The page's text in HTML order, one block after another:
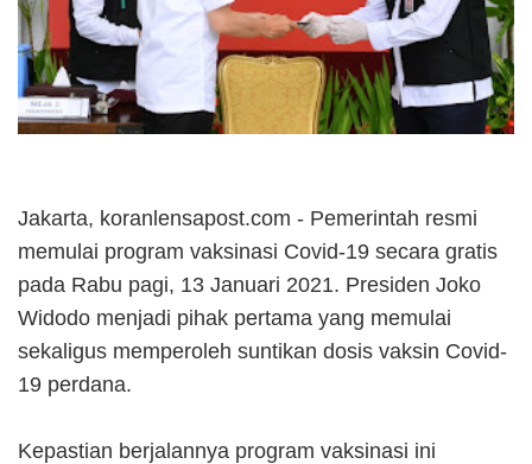
Jakarta, koranlensapost.com - Pemerintah resmi
memulai program vaksinasi Covid-19 secara gratis
pada Rabu pagi, 13 Januari 2021. Presiden Joko
Widodo menjadi pihak pertama yang memulai
sekaligus memperoleh suntikan dosis vaksin Covid-
19 perdana.
Kepastian berjalannya program vaksinasi ini